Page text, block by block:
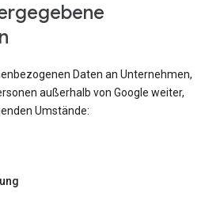
Daten an Unternehmen,
außerhalb von Google weiter,
Umstände: